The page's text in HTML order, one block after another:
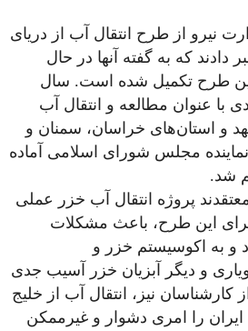
نیرو از طرح انتقال آب از دریای
که به گفته آنها در حال
طرح تکمیل شده است. سال
با عنوان مطالعه و انتقال آب
و استان‌های خراسان، سمنان و
گلستان با امضای ۱۰۰ نماینده مجلس شورای اسلامی آماده
شد.
پروژه انتقال آب خزر عملی
این طرح، باعث مشکلات
به اکوسیستم خزر و
و دیگر آبزیان خزر آسیب جدی
نیز، انتقال آب از خلیج
را امری دشوار و غیرممکن